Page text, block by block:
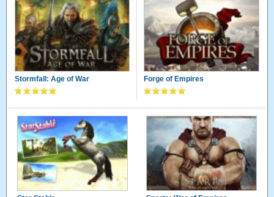
Stormfall: Age of War Forge of Empires